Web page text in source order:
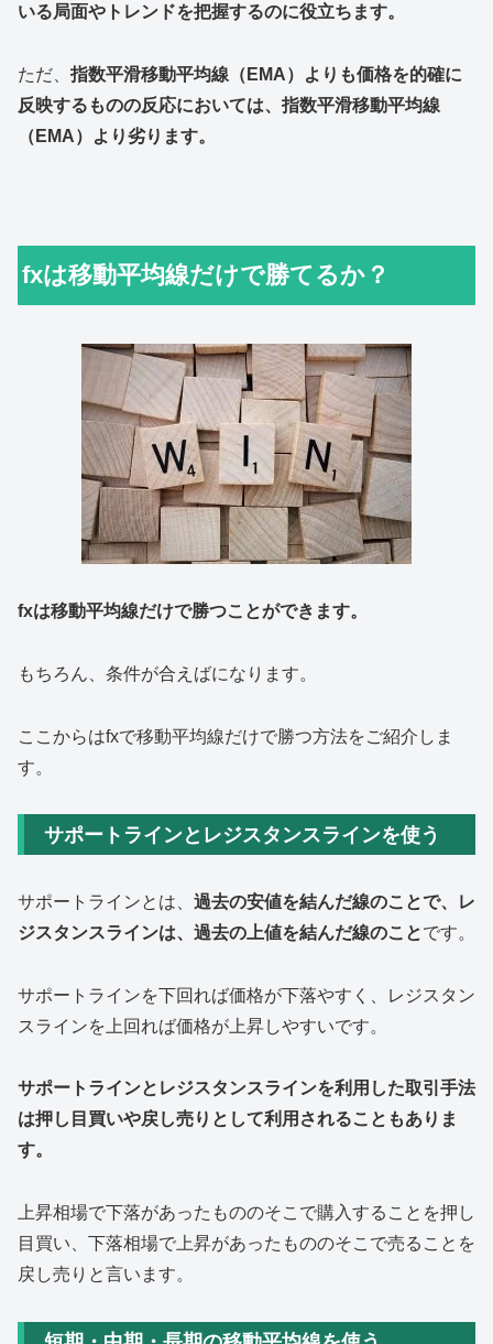
いる局面やトレンドを把握するのに役立ちます。
ただ、 指数平滑移動平均線（EMA）よりも価格を的確に
反映するものの反応においては、指数平滑移動平均線
（EMA）より劣ります。
fxは移動平均線だけで勝てるか？
fxは移動平均線だけで勝つことができます。
もちろん、条件が合えばになります。
ここからはfxで移動平均線だけで勝つ方法をご紹介しま
す。
サポートラインとレジスタンスラインを使う
サポートラインとは、 過去の安値を結んだ線のことで、レ
ジスタンスラインは、過去の上値を結んだ線のことです。
サポートラインを下回れば価格が下落やすく、レジスタン
スラインを上回れば価格が上昇しやすいです。
サポートラインとレジスタンスラインを利用した取引手法
は押し目買いや戻し売りとして利用されることもありま
す。
上昇相場で下落があったもののそこで購入することを押し
目買い、下落相場で上昇があったもののそこで売ることを
戻し売りと言います。